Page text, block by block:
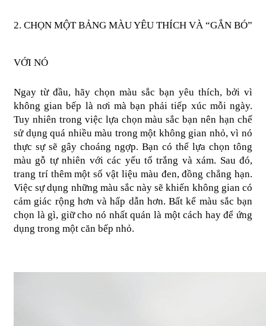
2. CHỌN MỘT BẢNG MÀU YÊU THÍCH VÀ “GẮN BÓ”
VỚI NÓ
Ngay từ đầu, hãy chọn màu sắc bạn yêu thích, bởi vì
không gian bếp là nơi mà bạn phải tiếp xúc mỗi ngày.
Tuy nhiên trong việc lựa chọn màu sắc bạn nên hạn chế
sử dụng quá nhiều màu trong một không gian nhỏ, vì nó
thực sự sẽ gây choáng ngợp. Bạn có thể lựa chọn tông
màu gỗ tự nhiên với các yếu tố trắng và xám. Sau đó,
trang trí thêm một số vật liệu màu đen, đồng chẳng hạn.
Việc sự dụng những màu sắc này sẽ khiến không gian có
cảm giác rộng hơn và hấp dẫn hơn. Bất kể màu sắc bạn
chọn là gì, giữ cho nó nhất quán là một cách hay để ứng
dụng trong một căn bếp nhỏ.